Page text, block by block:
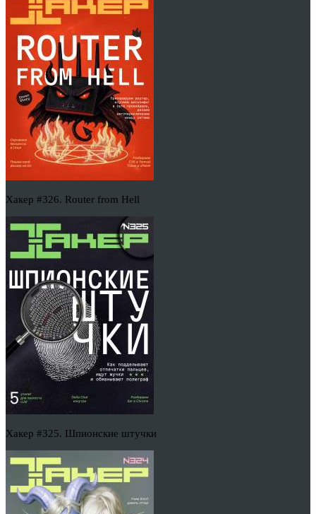
Хакер #326. Router from Hell
Хакер #325. Шпионские штучки